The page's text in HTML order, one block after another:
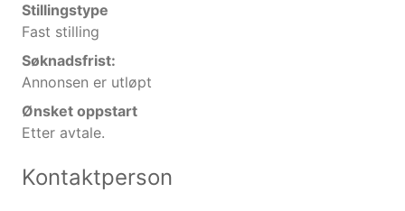
Stillingstype
Fast stilling
Søknadsfrist:
Annonsen er utløpt
Ønsket oppstart
Etter avtale.
Kontaktperson